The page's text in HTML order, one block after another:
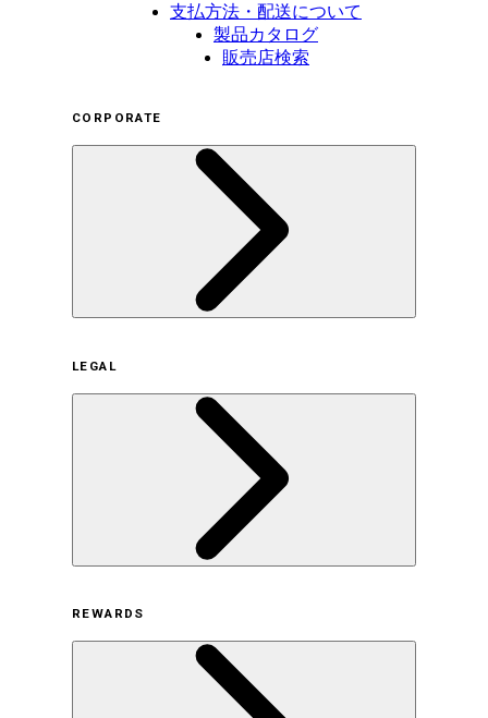
支払方法・配送について
製品カタログ
販売店検索
CORPORATE
サステナビリティの取り組み（日本）
サステナビリティの取り組み（米国/英語）
ヒストリー
採用情報
LEGAL
オンラインストア利用規約
プライバシーポリシー
特定商取引法に基づく表示
古物営業法に基づく表示
REWARDS